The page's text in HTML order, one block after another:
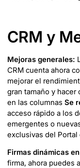
CRM y
Mejoras generales:
CRM cuenta ahora
mejorar el
gran tamaño y
en las columnas Se
acceso rápido a los
emergentes o
exclusivas del Portal
Firmas dinámicas
firma, ahora puedes